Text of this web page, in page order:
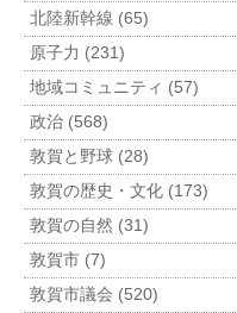
北陸新幹線 (65)
原子力 (231)
地域コミュニティ (57)
政治 (568)
敦賀と野球 (28)
敦賀の歴史・文化 (173)
敦賀の自然 (31)
敦賀市 (7)
敦賀市議会 (520)